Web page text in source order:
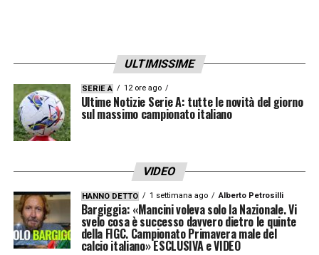
ULTIMISSIME
SERIE A 12 ore ago
Ultime Notizie Serie A: tutte le novità del giorno
sul massimo campionato italiano
VIDEO
HANNO DETTO 1 settimana ago Alberto Petrosilli
Bargiggia: «Mancini voleva solo la Nazionale. Vi
svelo cosa è successo davvero dietro le quinte
della FIGC. Campionato Primavera male del
calcio italiano» ESCLUSIVA e VIDEO